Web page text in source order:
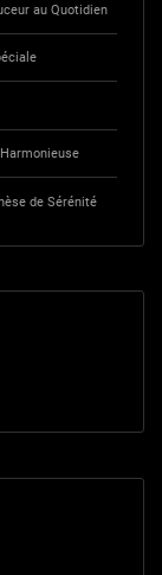
au Quotidien
de Sérénité